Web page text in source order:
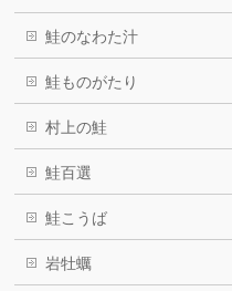
鮭のなわた汁
鮭ものがたり
村上の鮭
鮭百選
鮭こうば
岩牡蠣